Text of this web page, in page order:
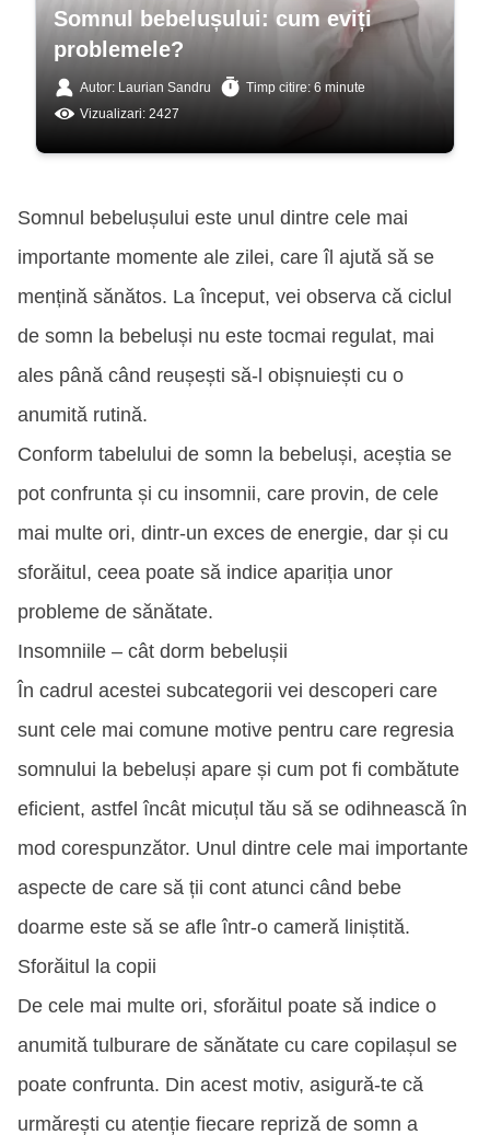
Somnul bebelușului: cum eviți
problemele?
Autor: Laurian Sandru
Timp citire: 6 minute
Vizualizari: 2427
Somnul bebelușului este unul dintre cele mai
importante momente ale zilei, care îl ajută să se
mențină sănătos. La început, vei observa că ciclul
de somn la bebeluși nu este tocmai regulat, mai
ales până când reușești să-l obișnuiești cu o
anumită rutină.
Conform tabelului de somn la bebeluși, aceștia se
pot confrunta și cu insomnii, care provin, de cele
mai multe ori, dintr-un exces de energie, dar și cu
sforăitul, ceea poate să indice apariția unor
probleme de sănătate.
Insomniile – cât dorm bebelușii
În cadrul acestei subcategorii vei descoperi care
sunt cele mai comune motive pentru care regresia
somnului la bebeluși apare și cum pot fi combătute
eficient, astfel încât micuțul tău să se odihnească în
mod corespunzător. Unul dintre cele mai importante
aspecte de care să ții cont atunci când bebe
doarme este să se afle într-o cameră liniștită.
Sforăitul la copii
De cele mai multe ori, sforăitul poate să indice o
anumită tulburare de sănătate cu care copilașul se
poate confrunta. Din acest motiv, asigură-te că
urmărești cu atenție fiecare repriză de somn a